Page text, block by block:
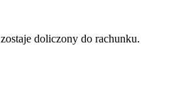
doliczony do rachunku.